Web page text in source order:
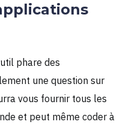
phare des
une question sur
vous fournir tous les
et peut même coder à